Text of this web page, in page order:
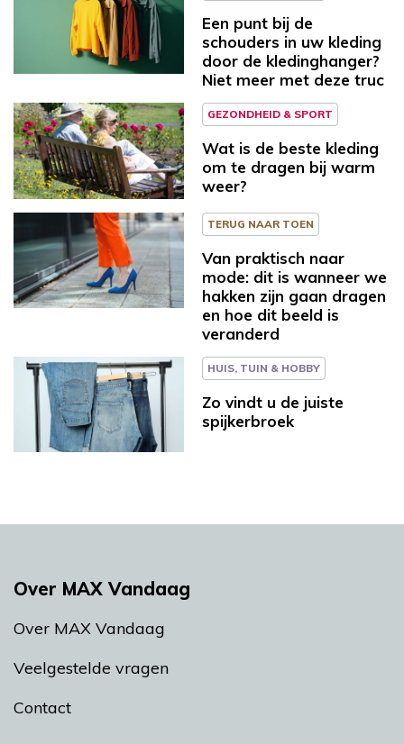
Een punt bij de
schouders in uw kleding
door de kledinghanger?
Niet meer met deze truc
GEZONDHEID & SPORT
Wat is de beste kleding
om te dragen bij warm
weer?
TERUG NAAR TOEN
Van praktisch naar
mode: dit is wanneer we
hakken zijn gaan dragen
en hoe dit beeld is
veranderd
HUIS, TUIN & HOBBY
Zo vindt u de juiste
spijkerbroek
Over MAX Vandaag
Over MAX Vandaag
Veelgestelde vragen
Contact